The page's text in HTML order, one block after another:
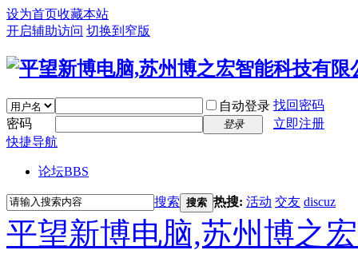
设为首页收藏本站
开启辅助访问 切换到窄版
自动登录 找回密码
密码
登录
立即注册
快捷导航
论坛BBS
搜索 搜索 热搜: 活动 交友 discuz
平望新博电脑,苏州博之